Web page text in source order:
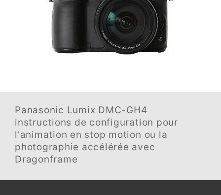
Panasonic Lumix DMC-GH4
instructions de configuration pour
l'animation en stop motion ou la
photographie accélérée avec
Dragonframe